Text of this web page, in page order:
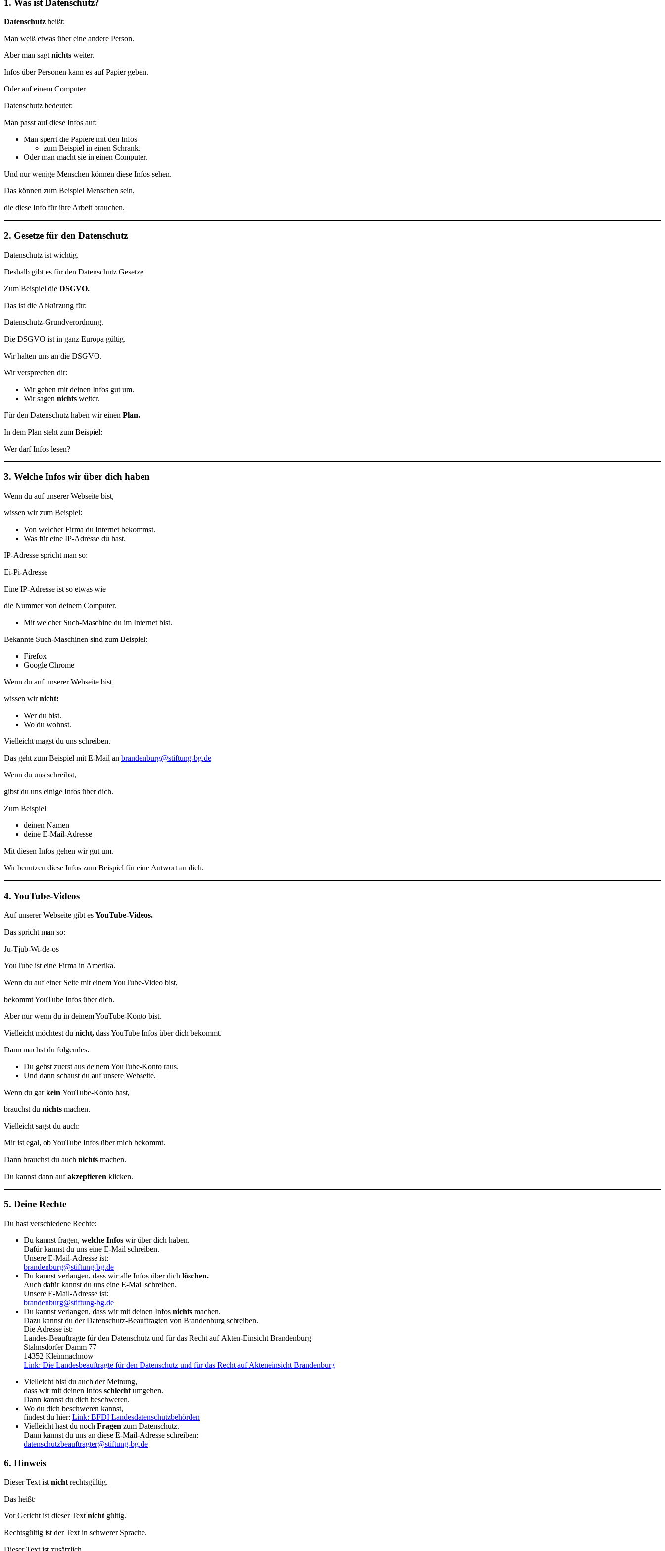
1. Was ist Datenschutz?
Datenschutz heißt:
Man weiß etwas über eine andere Person.
Aber man sagt nichts weiter.
Infos über Personen kann es auf Papier geben.
Oder auf einem Computer.
Datenschutz bedeutet:
Man passt auf diese Infos auf:
Man sperrt die Papiere mit den Infos
zum Beispiel in einen Schrank.
Oder man macht sie in einen Computer.
Und nur wenige Menschen können diese Infos sehen.
Das können zum Beispiel Menschen sein,
die diese Info für ihre Arbeit brauchen.
2. Gesetze für den Datenschutz
Datenschutz ist wichtig.
Deshalb gibt es für den Datenschutz Gesetze.
Zum Beispiel die DSGVO.
Das ist die Abkürzung für:
Datenschutz-Grundverordnung.
Die DSGVO ist in ganz Europa gültig.
Wir halten uns an die DSGVO.
Wir versprechen dir:
Wir gehen mit deinen Infos gut um.
Wir sagen nichts weiter.
Für den Datenschutz haben wir einen Plan.
In dem Plan steht zum Beispiel:
Wer darf Infos lesen?
3. Welche Infos wir über dich haben
Wenn du auf unserer Webseite bist,
wissen wir zum Beispiel:
Von welcher Firma du Internet bekommst.
Was für eine IP-Adresse du hast.
IP-Adresse spricht man so:
Ei-Pi-Adresse
Eine IP-Adresse ist so etwas wie
die Nummer von deinem Computer.
Mit welcher Such-Maschine du im Internet bist.
Bekannte Such-Maschinen sind zum Beispiel:
Firefox
Google Chrome
Wenn du auf unserer Webseite bist,
wissen wirnicht:
Wer du bist.
Wo du wohnst.
Vielleicht magst du uns schreiben.
Das geht zum Beispiel mit E-Mail an brandenburg@stiftung-bg.de
Wenn du uns schreibst,
gibst du uns einige Infos über dich.
Zum Beispiel:
deinen Namen
deine E-Mail-Adresse
Mit diesen Infos gehen wir gut um.
Wir benutzen diese Infos zum Beispiel für eine Antwort an dich.
4. YouTube-Videos
Auf unserer Webseite gibt es YouTube-Videos.
Das spricht man so:
Ju-Tjub-Wi-de-os
YouTube ist eine Firma in Amerika.
Wenn du auf einer Seite mit einem YouTube-Video bist,
bekommt YouTube Infos über dich.
Aber nur wenn du in deinem YouTube-Konto bist.
Vielleicht möchtest du nicht, dass YouTube Infos über dich bekommt.
Dann machst du folgendes:
Du gehst zuerst aus deinem YouTube-Konto raus.
Und dann schaust du auf unsere Webseite.
Wenn du garkein YouTube-Konto hast,
brauchst du nichts machen.
Vielleicht sagst du auch:
Mir ist egal, ob YouTube Infos über mich bekommt.
Dann brauchst du auch nichts machen.
Du kannst dann aufakzeptieren klicken.
5. Deine Rechte
Du hast verschiedene Rechte:
Du kannst fragen, welche Infos wir über dich haben.
Dafür kannst du uns eine E-Mail schreiben.
Unsere E-Mail-Adresse ist:
brandenburg@stiftung-bg.de
Du kannst verlangen, dass wir alle Infos über dich löschen.
Auch dafür kannst du uns eine E-Mail schreiben.
Unsere E-Mail-Adresse ist:
brandenburg@stiftung-bg.de
Du kannst verlangen, dass wir mit deinen Infos nichts machen.
Dazu kannst du der Datenschutz-Beauftragten von Brandenburg schreiben.
Die Adresse ist:
Landes-Beauftragte für den Datenschutz und für das Recht auf Akten-Einsicht Brandenburg
Stahnsdorfer Damm 77
14352 Kleinmachnow
Link: Die Landesbeauftragte für den Datenschutz und für das Recht auf Akteneinsicht Brandenburg
Vielleicht bist du auch der Meinung,
dass wir mit deinen Infos schlecht umgehen.
Dann kannst du dich beschweren.
Wo du dich beschweren kannst,
findest du hier: Link: BFDI Landesdatenschutzbehörden
Vielleicht hast du noch Fragen zum Datenschutz.
Dann kannst du uns an diese E-Mail-Adresse schreiben:
datenschutzbeauftragter@stiftung-bg.de
6. Hinweis
Dieser Text istnichtrechtsgültig.
Das heißt:
Vor Gericht ist dieser Textnicht gültig.
Rechtsgültig ist der Text in schwerer Sprache.